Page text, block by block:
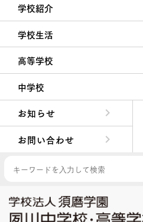
学校紹介
理事長/学園長メッセージ
安心して任せられる学校
沿革
施設・設備
大学合格実績
学校生活
クラブ活動・生徒会活動
夙川ブログ
制服紹介
夙川カレンダー
高等学校
高校校長からの挨拶
高校の教育方針／特色
特進コース／進学コース
年間行事
先輩たちの声・生徒たちの声
中学校
中学校長からの挨拶
中学校の教育方針／特色
Aコース／Bコース
年間行事
先輩たちの声・生徒たちの声
お知らせ
お問い合わせ